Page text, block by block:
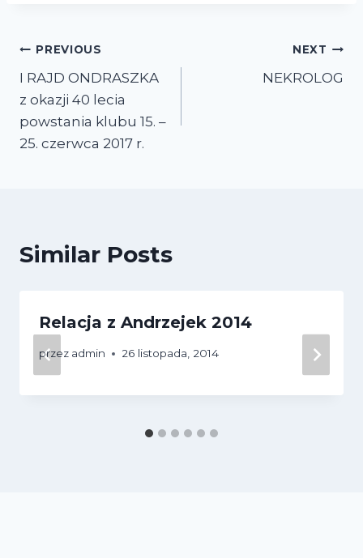
PREVIOUS
I RAJD ONDRASZKA
z okazji 40 lecia
powstania klubu 15. –
25. czerwca 2017 r.
NEXT
NEKROLOG
Similar Posts
Relacja z Andrzejek 2014
przez admin 26 listopada, 2014